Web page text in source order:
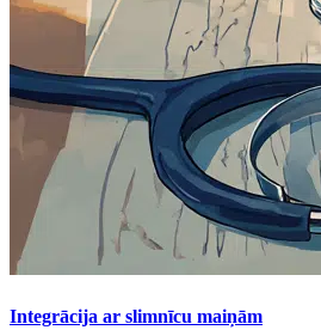
Integrācija ar slimnīcu maiņām